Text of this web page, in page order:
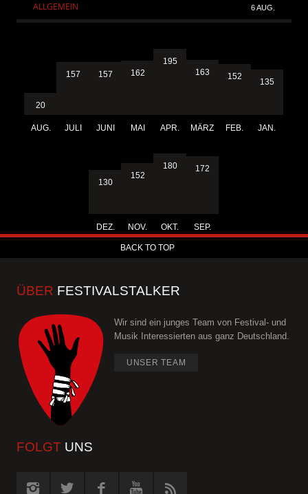
ALLGEMEIN 6 AUG.
20
AUG.
157
JULI
157
JUNI
162
MAI
195
APR.
163
MÄRZ
152
FEB.
135
JAN.
130
DEZ.
152
NOV.
180
OKT.
172
SEP.
BACK TO TOP
ÜBER FESTIVALSTALKER
Wir sind ein junges Team von Festival- und
Musik Interessierten aus ganz Deutschland.
UNSER TEAM
FOLGT UNS